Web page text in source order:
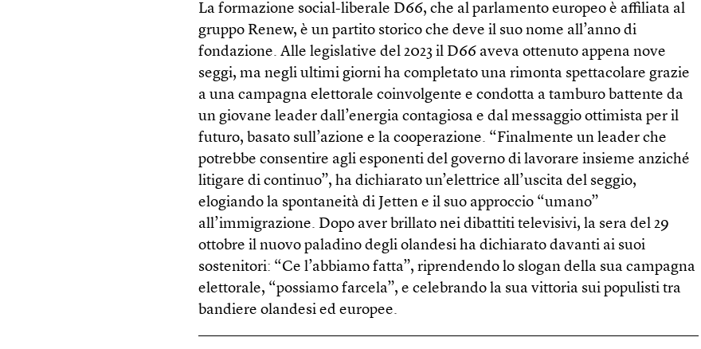
La formazione social-liberale D66, che al parlamento europeo è affiliata al
gruppo Renew, è un partito storico che deve il suo nome all’anno di
fondazione. Alle legislative del 2023 il D66 aveva ottenuto appena nove
seggi, ma negli ultimi giorni ha completato una rimonta spettacolare grazie
a una campagna elettorale coinvolgente e condotta a tamburo battente da
un giovane leader dall’energia contagiosa e dal messaggio ottimista per il
futuro, basato sull’azione e la cooperazione. “Finalmente un leader che
potrebbe consentire agli esponenti del governo di lavorare insieme anziché
litigare di continuo”, ha dichiarato un’elettrice all’uscita del seggio,
elogiando la spontaneità di Jetten e il suo approccio “umano”
all’immigrazione. Dopo aver brillato nei dibattiti televisivi, la sera del 29
ottobre il nuovo paladino degli olandesi ha dichiarato davanti ai suoi
sostenitori: “Ce l’abbiamo fatta”, riprendendo lo slogan della sua campagna
elettorale, “possiamo farcela”, e celebrando la sua vittoria sui populisti tra
bandiere olandesi ed europee.